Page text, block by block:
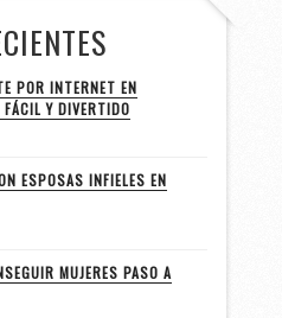
POR INTERNET EN
Y DIVERTIDO
ESPOSAS INFIELES EN
MUJERES PASO A